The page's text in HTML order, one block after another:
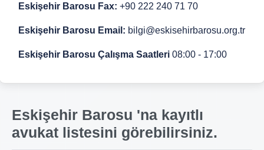
Eskişehir Barosu Fax: +90 222 240 71 70
Eskişehir Barosu Email: bilgi@eskisehirbarosu.org.tr
Eskişehir Barosu Çalışma Saatleri 08:00 - 17:00
Eskişehir Barosu 'na kayıtlı
avukat listesini görebilirsiniz.